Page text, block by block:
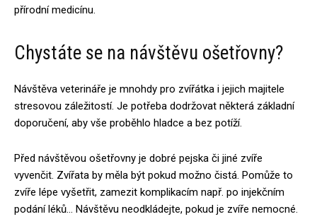
přírodní medicínu.
Chystáte se na návštěvu ošetřovny?
Návštěva veterináře je mnohdy pro zvířátka i jejich majitele
stresovou záležitostí. Je potřeba dodržovat některá základní
doporučení, aby vše proběhlo hladce a bez potíží.
Před návštěvou ošetřovny je dobré pejska či jiné zvíře
vyvenčit. Zvířata by měla být pokud možno čistá. Pomůže to
zvíře lépe vyšetřit, zamezit komplikacím např. po injekčním
podání léků… Návštěvu neodkládejte, pokud je zvíře nemocné.